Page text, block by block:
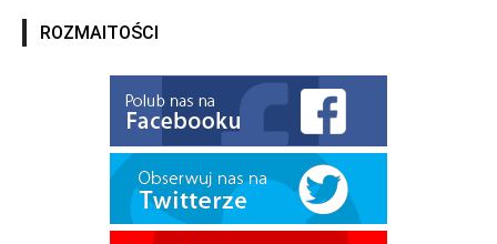
ROZMAITOŚCI